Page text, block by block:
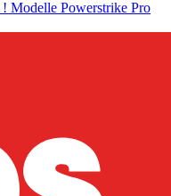
! Modelle Powerstrike Pro